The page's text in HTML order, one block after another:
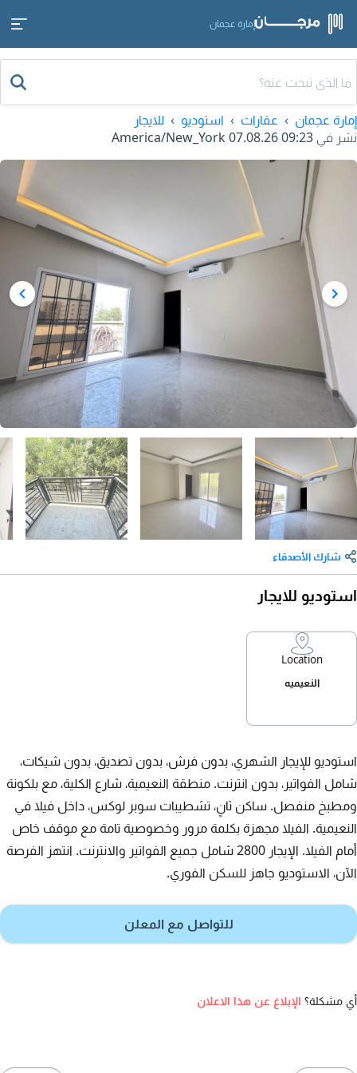
إمارة عجمان
إمارة عجمان عقارات استوديو
للايجار
نشر في 07.08.26 09:23
شارك الأصدقاء
استوديو للايجار
Location
النعيميه
استوديو للإيجار الشهري، بدون فرش، بدون تصديق، بدون شيكات،
شامل الفواتير، بدون انترنت. منطقة النعيمية، شارع الكلية، مع بلكونة
ومطبخ منفصل. ساكن ثانٍ، تشطيبات سوبر لوكس، داخل فيلا في
النعيمية. الفيلا مجهزة بكلمة مرور وخصوصية تامة مع موقف خاص
أمام الفيلا. الإيجار 2800 شامل جميع الفواتير والانترنت. انتهز الفرصة
الآن، الاستوديو جاهز للسكن الفوري.
للتواصل مع المعلن
أي مشكلة؟ الإبلاغ عن هذا الاعلان